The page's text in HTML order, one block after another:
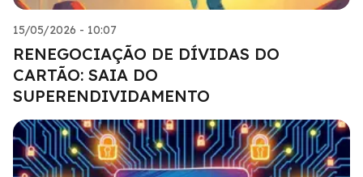
15/05/2026 - 10:07
RENEGOCIAÇÃO DE DÍVIDAS DO
CARTÃO: SAIA DO
SUPERENDIVIDAMENTO